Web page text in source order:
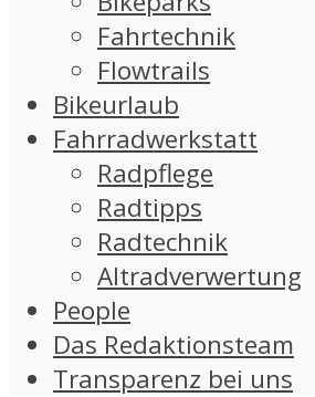
Fahrtechnik
Flowtrails
Bikeurlaub
Fahrradwerkstatt
Radpflege
Radtipps
Radtechnik
Altradverwertung
People
Das Redaktionsteam
Transparenz bei uns